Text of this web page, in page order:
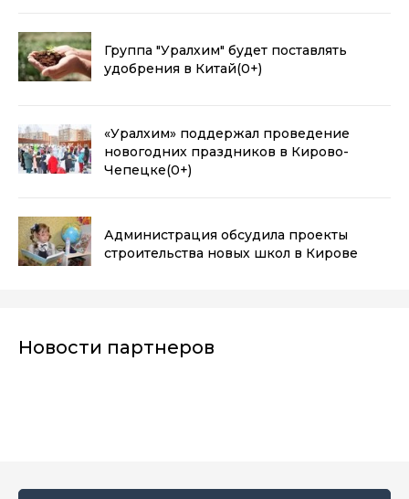
Группа "Уралхим" будет поставлять
удобрения в Китай(0+)
«Уралхим» поддержал проведение
новогодних праздников в Кирово-
Чепецке(0+)
Администрация обсудила проекты
строительства новых школ в Кирове
Новости партнеров